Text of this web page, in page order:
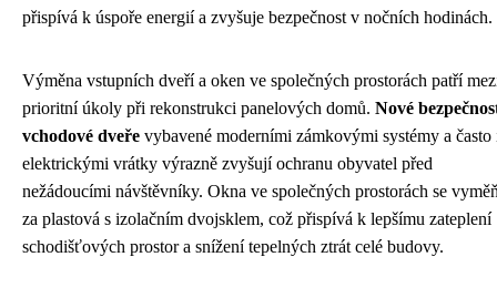
přispívá k úspoře energií a zvyšuje bezpečnost v nočních hodinách.
Výměna vstupních dveří a oken ve společných prostorách patří
prioritní úkoly při rekonstrukci panelových domů. Nové
vchodové dveře vybavené moderními zámkovými systémy a často
elektrickými vrátky výrazně zvyšují ochranu obyvatel před
nežádoucími návštěvníky. Okna ve společných prostorách se
za plastová s izolačním dvojsklem, což přispívá k lepšímu zateplení
schodišťových prostor a snížení tepelných ztrát celé budovy.